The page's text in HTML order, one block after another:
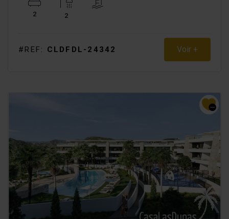
2 2
#REF: CLDFDL-24342 Voir +